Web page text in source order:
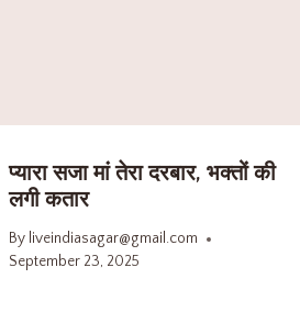
प्यारा सजा मां तेरा दरबार, भक्तों की
लगी कतार
By liveindiasagar@gmail.com
September 23, 2025